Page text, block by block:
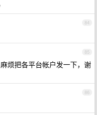
84
85
烦把各平台帐户发一下，谢
86